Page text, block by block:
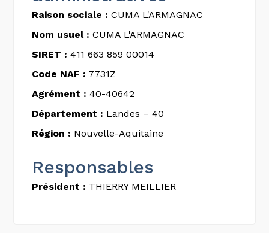
Raison sociale : CUMA L'ARMAGNAC
Nom usuel : CUMA L'ARMAGNAC
SIRET : 411 663 859 00014
Code NAF : 7731Z
Agrément : 40-40642
Département : Landes – 40
Région : Nouvelle-Aquitaine
Responsables
Président : THIERRY MEILLIER